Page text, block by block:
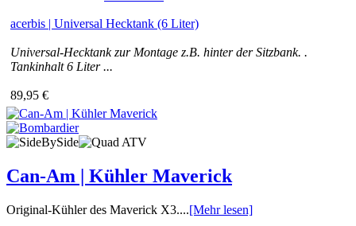
acerbis | Universal Hecktank (6 Liter)
Universal-Hecktank zur Montage z.B. hinter der Sitzbank. .
Tankinhalt 6 Liter ...
89,95 €
Can-Am | Kühler Maverick
Original-Kühler des Maverick X3....[Mehr lesen]